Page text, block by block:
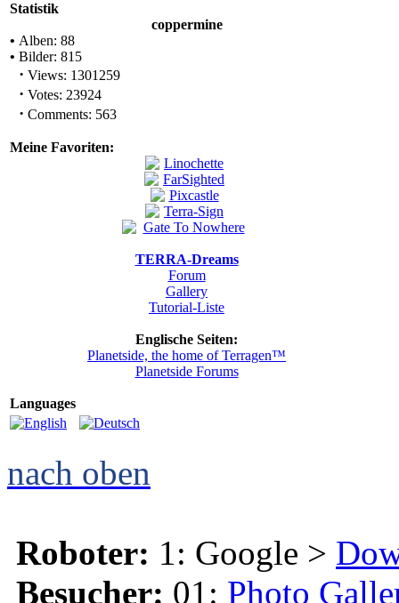
Statistik
coppermine
• Alben: 88
• Bilder: 815
· Views: 1301259
· Votes: 23924
· Comments: 563
Meine Favoriten:
TERRA-Dreams
Forum
Gallery
Tutorial-Liste
Englische Seiten:
Planetside, the home of Terragen™
Planetside Forums
Languages
nach oben
Roboter: 1: Google >
Besucher: 01: Photo